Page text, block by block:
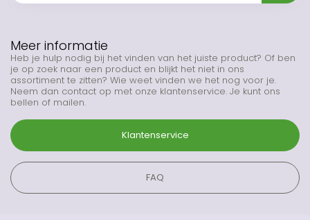
Meer informatie
Heb je hulp nodig bij het vinden van het juiste product? Of ben
je op zoek naar een product en blijkt het niet in ons
assortiment te zitten? Wie weet vinden we het nog voor je.
Neem dan contact op met onze klantenservice. Je kunt ons
bellen of mailen.
Klantenservice
FAQ